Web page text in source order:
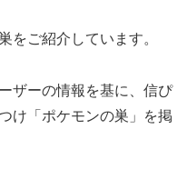
をご紹介しています。
ザーの情報を基に、信ぴ
け「ポケモンの巣」を掲